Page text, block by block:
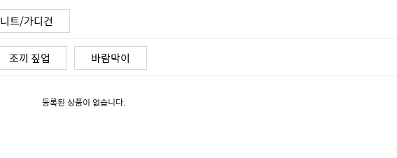
니트/가디건
조끼 짚업 바람막이
등록된 상품이 없습니다.